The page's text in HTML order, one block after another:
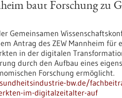
baut Forschung zu
Gemeinsamen
Antrag des ZEW Mannheim für
in der digitalen
durch den Aufbau eines
Forschung ermöglicht.
bw.de/
im-digitalzeitalter-auf